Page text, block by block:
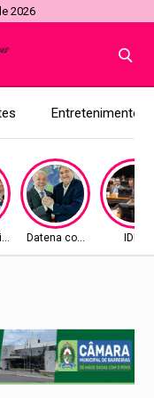
2026
Entretenimento
Datena com Lula IDEB